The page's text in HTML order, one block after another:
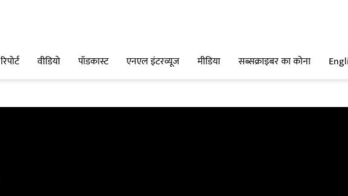
रिपोर्ट वीडियो पॉडकास्ट एनएल इंटरव्यूज मीडिया सब्सक्राइबर का कोना